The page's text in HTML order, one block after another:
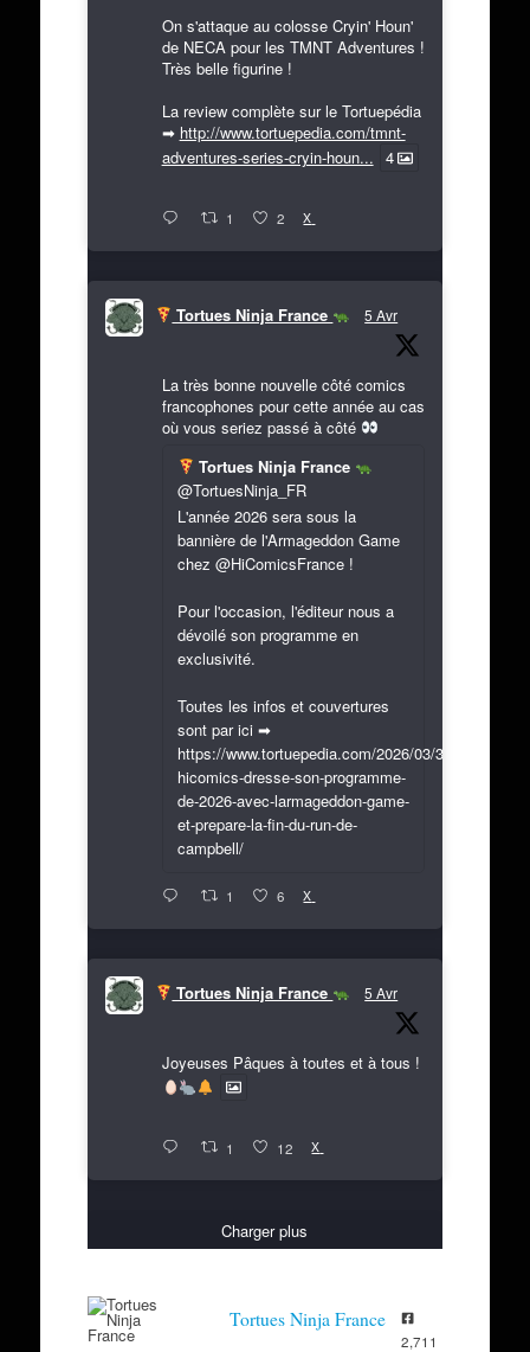
On s'attaque au colosse Cryin' Houn'
de NECA pour les TMNT Adventures !
Très belle figurine !
La review complète sur le Tortuepédia
➡ http://www.tortuepedia.com/tmnt-
adventures-series-cryin-houn... 4
1 2 X
Tortues Ninja France 5 Avr
La très bonne nouvelle côté comics
francophones pour cette année au cas
où vous seriez passé à côté
Tortues Ninja France
@TortuesNinja_FR
L'année 2026 sera sous la
bannière de l'Armageddon Game
chez @HiComicsFrance !
Pour l'occasion, l'éditeur nous a
dévoilé son programme en
exclusivité.
Toutes les infos et couvertures
sont par ici ➡
https://www.tortuepedia.com/2026/03/31/exclusif-
hicomics-dresse-son-programme-
de-2026-avec-larmageddon-game-
et-prepare-la-fin-du-run-de-
campbell/
1 6 X
Tortues Ninja France 5 Avr
Joyeuses Pâques à toutes et à tous !
1 12 X
Charger plus
Tortues Ninja France
2,711